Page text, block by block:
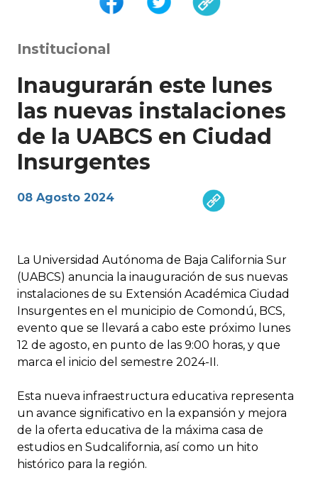
Institucional
Inaugurarán este lunes
las nuevas instalaciones
de la UABCS en Ciudad
Insurgentes
08 Agosto 2024
La Universidad Autónoma de Baja California Sur
(UABCS) anuncia la inauguración de sus nuevas
instalaciones de su Extensión Académica Ciudad
Insurgentes en el municipio de Comondú, BCS,
evento que se llevará a cabo este próximo lunes
12 de agosto, en punto de las 9:00 horas, y que
marca el inicio del semestre 2024-II.
Esta nueva infraestructura educativa representa
un avance significativo en la expansión y mejora
de la oferta educativa de la máxima casa de
estudios en Sudcalifornia, así como un hito
histórico para la región.